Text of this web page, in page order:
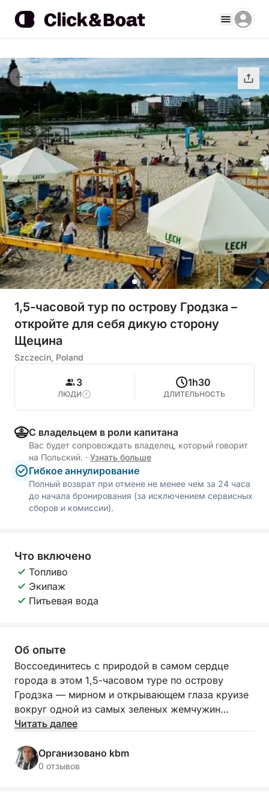
1,5-часовой тур по острову Гродзка –
откройте для себя дикую сторону
Щецина
Szczecin, Poland
3
ЛЮДИ
1h30
ДЛИТЕЛЬНОСТЬ
С владельцем в роли капитана
Вас будет сопровождать владелец, который говорит
на Польский. · Узнать больше
Гибкое аннулирование
Полный возврат при отмене не менее чем за 24 часа
до начала бронирования (за исключением сервисных
сборов и комиссии).
Что включено
Топливо
Экипаж
Питьевая вода
Об опыте
Воссоединитесь с природой в самом сердце
города в этом 1,5-часовом туре по острову
Гродзка — мирном и открывающем глаза круизе
вокруг одной из самых зеленых жемчужин
Щецина.
Поднимитесь на борт и проплывите вокруг
острова Гродзка, уникального уголка дикой
Читать далее
Организовано kbm
0 отзывов